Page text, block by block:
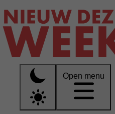
Open menu